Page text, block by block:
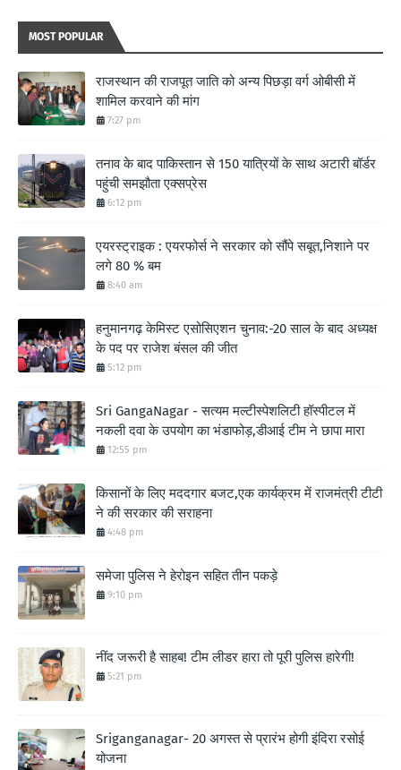
MOST POPULAR
राजस्थान की राजपूत जाति को अन्य पिछड़ा वर्ग ओबीसी में
शामिल करवाने की मांग
7:27 pm
तनाव के बाद पाकिस्तान से 150 यात्रियों के साथ अटारी बॉर्डर
पहुंची समझौता एक्सप्रेस
6:12 pm
एयरस्ट्राइक : एयरफोर्स ने सरकार को सौंपे सबूत,निशाने पर
लगे 80 % बम
8:40 am
हनुमानगढ़ केमिस्ट एसोसिएशन चुनाव:-20 साल के बाद अध्यक्ष
के पद पर राजेश बंसल की जीत
5:12 pm
Sri GangaNagar - सत्यम मल्टीस्पेशलिटी हॉस्पीटल में
नकली दवा के उपयोग का भंडाफोड़,डीआई टीम ने छापा मारा
12:55 pm
किसानों के लिए मददगार बजट,एक कार्यक्रम में राजमंत्री टीटी
ने की सरकार की सराहना
4:48 pm
समेजा पुलिस ने हेरोइन सहित तीन पकड़े
9:10 pm
नींद जरूरी है साहब! टीम लीडर हारा तो पूरी पुलिस हारेगी!
5:21 pm
Sriganganagar- 20 अगस्त से प्रारंभ होगी इंदिरा रसोई
योजना